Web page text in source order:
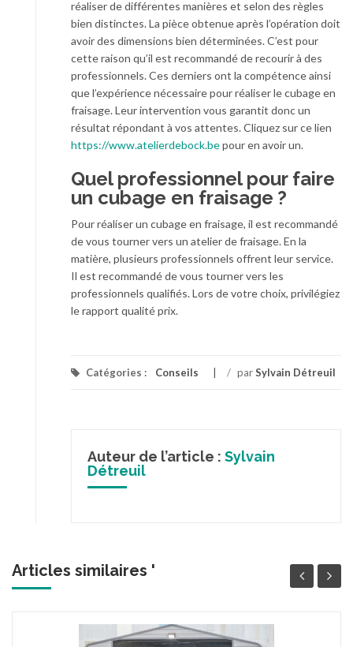
réaliser de différentes manières et selon des règles
bien distinctes. La pièce obtenue après l’opération doit
avoir des dimensions bien déterminées. C’est pour
cette raison qu’il est recommandé de recourir à des
professionnels. Ces derniers ont la compétence ainsi
que l’expérience nécessaire pour réaliser le cubage en
fraisage. Leur intervention vous garantit donc un
résultat répondant à vos attentes. Cliquez sur ce lien
https://www.atelierdebock.bepour en avoir un.
Quel professionnel pour faire
un cubage en fraisage ?
Pour réaliser un cubage en fraisage, il est recommandé
de vous tourner vers un atelier de fraisage. En la
matière, plusieurs professionnels offrent leur service.
Il est recommandé de vous tourner vers les
professionnels qualifiés. Lors de votre choix, privilégiez
le rapport qualité prix.
Catégories : Conseils / parSylvain Détreuil
Auteur de l’article : Sylvain
Détreuil
Articles similaires '